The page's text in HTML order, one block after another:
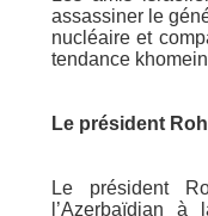
assassiner le
nucléaire et
tendance
Le président
Le président
l’Azerbaïdjan